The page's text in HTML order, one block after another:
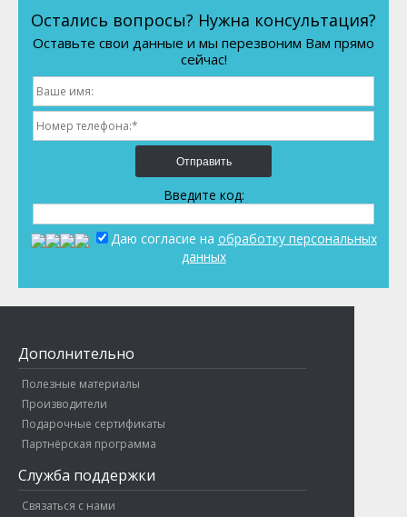
Остались вопросы? Нужна консультация?
Оставьте свои данные и мы перезвоним Вам прямо
сейчас!
Отправить
Введите код:
Даю согласие на обработку персональных
данных
Дополнительно
Полезные материалы
Производители
Подарочные сертификаты
Партнёрская программа
Служба поддержки
Связаться с нами